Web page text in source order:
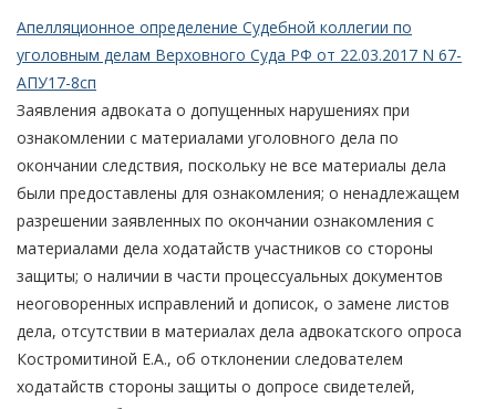
Апелляционное определение Судебной коллегии по
уголовным делам Верховного Суда РФ от 22.03.2017 N 67-
АПУ17-8сп
Заявления адвоката о допущенных нарушениях при
ознакомлении с материалами уголовного дела по
окончании следствия, поскольку не все материалы дела
были предоставлены для ознакомления; о ненадлежащем
разрешении заявленных по окончании ознакомления с
материалами дела ходатайств участников со стороны
защиты; о наличии в части процессуальных документов
неоговоренных исправлений и дописок, о замене листов
дела, отсутствии в материалах дела адвокатского опроса
Костромитиной Е.А., об отклонении следователем
ходатайств стороны защиты о допросе свидетелей,